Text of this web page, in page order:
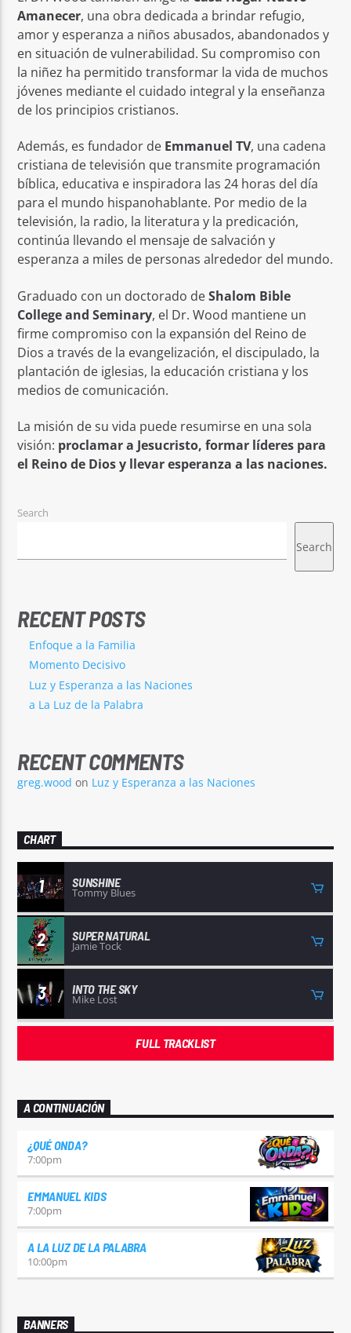
Amanecer, una obra dedicada a brindar refugio,
amor y esperanza a niños abusados, abandonados y
en situación de vulnerabilidad. Su compromiso con
la niñez ha permitido transformar la vida de muchos
jóvenes mediante el cuidado integral y la enseñanza
de los principios cristianos.
Además, es fundador de Emmanuel TV, una cadena
cristiana de televisión que transmite programación
bíblica, educativa e inspiradora las 24 horas del día
para el mundo hispanohablante. Por medio de la
televisión, la radio, la literatura y la predicación,
continúa llevando el mensaje de salvación y
esperanza a miles de personas alrededor del mundo.
Graduado con un doctorado deShalom Bible
College and Seminary, el Dr. Wood mantiene un
firme compromiso con la expansión del Reino de
Dios a través de la evangelización, el discipulado, la
plantación de iglesias, la educación cristiana y los
medios de comunicación.
La misión de su vida puede resumirse en una sola
visión: proclamar a Jesucristo, formar líderes para
el Reino de Dios y llevar esperanza a las naciones.
Search
Search
RECENT POSTS
Enfoque a la Familia
Momento Decisivo
Luz y Esperanza a las Naciones
a La Luz de la Palabra
RECENT COMMENTS
greg.wood on Luz y Esperanza a las Naciones
CHART
1 SUNSHINE
Tommy Blues
2 SUPER NATURAL
Jamie Tock
3 INTO THE SKY
Mike Lost
FULL TRACKLIST
A CONTINUACIÓN
¿QUÉ ONDA?
7:00pm
EMMANUEL KIDS
7:00pm
A LA LUZ DE LA PALABRA
10:00pm
BANNERS